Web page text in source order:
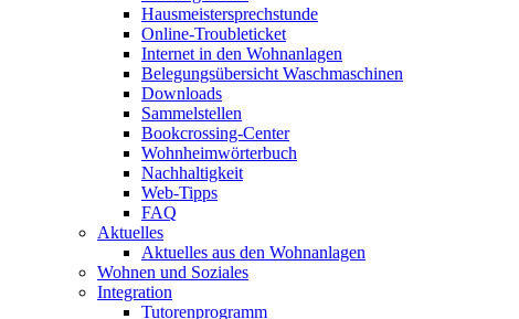
Hausmeistersprechstunde
Online-Troubleticket
Internet in den Wohnanlagen
Belegungsübersicht Waschmaschinen
Downloads
Sammelstellen
Bookcrossing-Center
Wohnheimwörterbuch
Nachhaltigkeit
Web-Tipps
FAQ
Aktuelles
Aktuelles aus den Wohnanlagen
Wohnen und Soziales
Integration
Tutorenprogramm